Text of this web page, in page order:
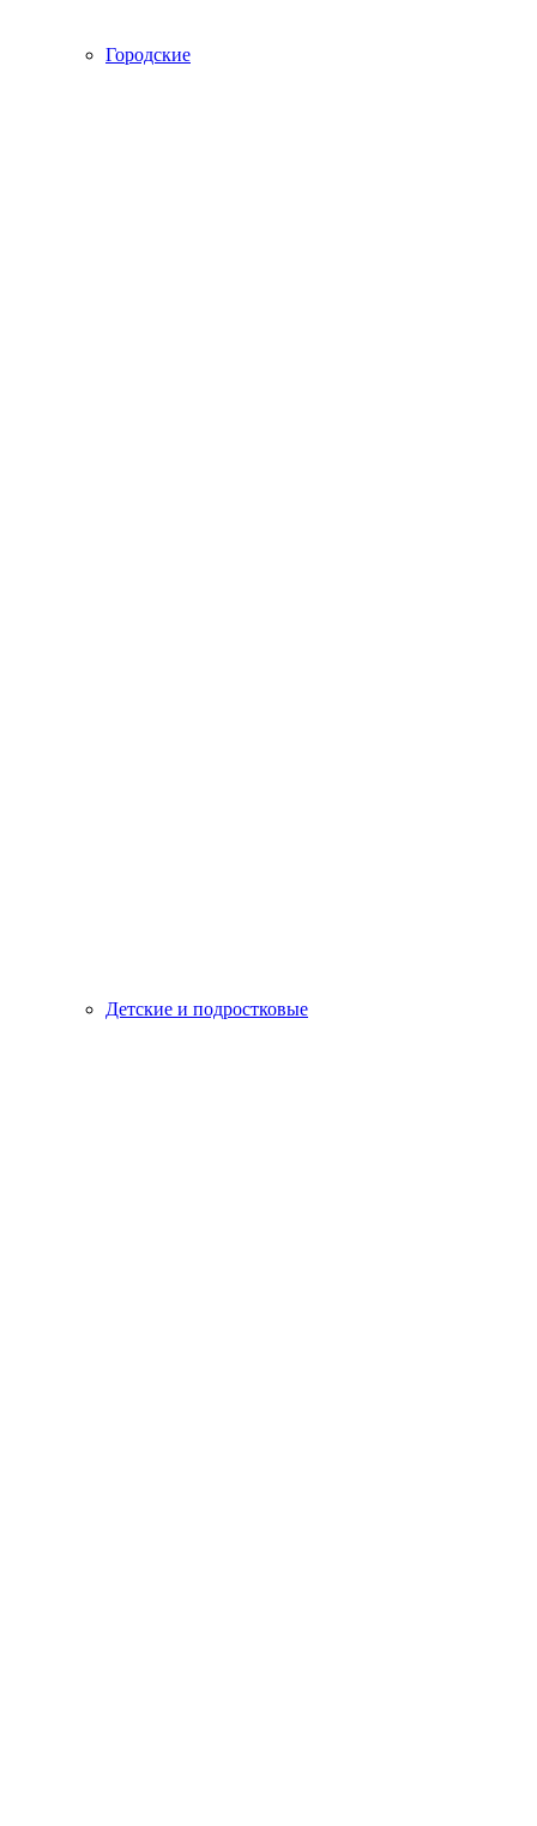
Городские
Детские и подростковые